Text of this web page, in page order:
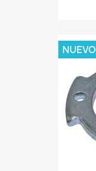
NUEVO